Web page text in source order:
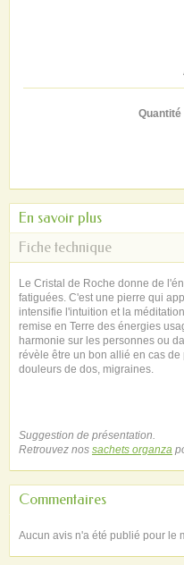
Quantité
En savoir plus
Fiche technique
Le Cristal de Roche donne de
fatiguées. C'est une pierre qui
intensifie l'intuition et la
remise en Terre des énergies
harmonie sur les personnes ou
révèle être un bon allié en cas
douleurs de dos, migraines.
Suggestion de présentation.
Retrouvez nos sachets organza
Commentaires
Aucun avis n'a été publié pour le